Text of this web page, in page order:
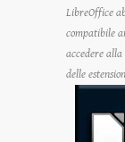
LibreOffice
compatibile
accedere
delle